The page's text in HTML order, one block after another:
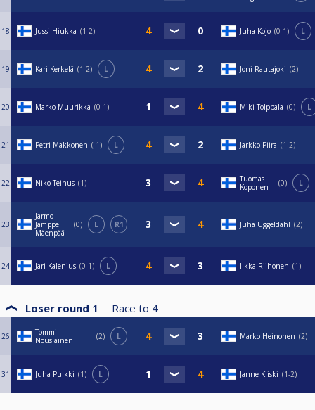
18 Jussi Hiukka 1-2 Juha Kojo 0-1 L
19 Kari Kerkelä 1-2 L Joni Rautajoki 2
20 Marko Muurikka 0-1 Miki Tolppala 0 L
21 Petri Makkonen -1 L Jarkko Piira 1-2
22 Niko Teinus 1
Tuomas
Koponen
0 L
23
Jarmo
Jamppe
Mäenpää
0 L R1 Juha Uggeldahl 2
24 Jari Kalenius 0-1 L Ilkka Riihonen 1
Loser round 1 Race to 4
26
Tommi
Nousiainen
2 L Marko Heinonen 2
31 Juha Pulkki 1 L Janne Kiiski 1-2